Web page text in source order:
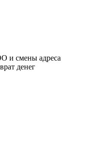
и смены адреса
денег